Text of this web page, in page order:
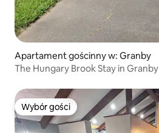
Apartament gościnny w: Granby
The Hungary Brook Stay in Granby
Wybór gości
Wybór gości